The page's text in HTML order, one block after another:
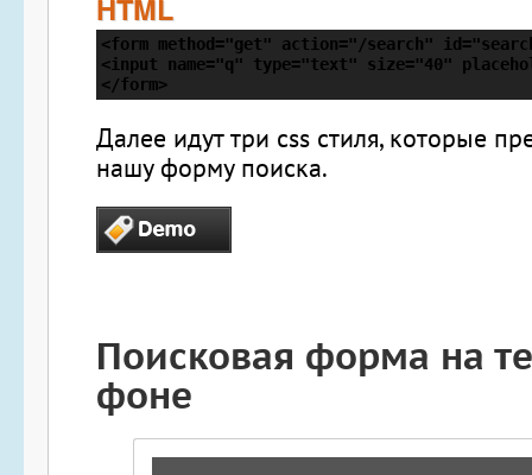
HTML
<form method="get" action="/search"
<input name="q" type="text" size="40"
</form>
Далее идут три css стиля, которые
нашу форму поиска.
Поисковая форма на
фоне